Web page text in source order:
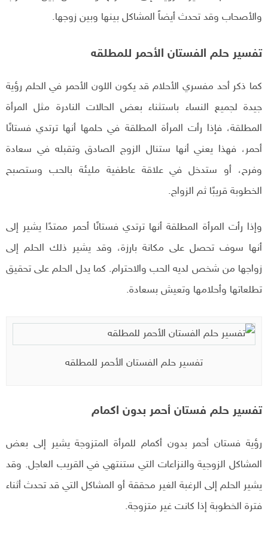
والأصحاب وقد تحدث أيضاً المشاكل بينها وبين زوجها.
تفسير حلم الفستان الأحمر للمطلقه
كما ذكر أحد مفسري الأحلام قد يكون اللون الأحمر في الحلم رؤية
جيدة لجميع النساء باستثناء بعض الحالات النادرة مثل المرأة
المطلقة، فإذا رأت المرأة المطلقة في حلمها أنها ترتدي فستانًا
أحمر، فهذا يعني أنها ستنال الزوج الصادق وتقبله في سعادة
وفرح، أو ستدخل في علاقة عاطفية مليئة بالحب وستصبح
الخطوبة قريبًا ثم الزواج.
وإذا رأت المرأة المطلقة أنها ترتدي فستانًا أحمر ممتدًا يشير إلى
أنها سوف تحصل على مكانة بارزة، وقد يشير ذلك الحلم إلى
زواجها من شخص لديه الحب والاحترام. كما يدل الحلم على تحقيق
تطلعاتها وأحلامها وتعيش بسعادة.
تفسير حلم الفستان الأحمر للمطلقه
تفسير حلم فستان أحمر بدون اكمام
رؤية فستان أحمر بدون أكمام للمرأة المتزوجة يشير إلى بعض
المشاكل الزوجية والنزاعات التي ستنتهي في القريب العاجل. وقد
يشير الحلم إلى الرغبة الغير محققة أو المشاكل التي قد تحدث أثناء
فترة الخطوبة إذا كانت غير متزوجة.